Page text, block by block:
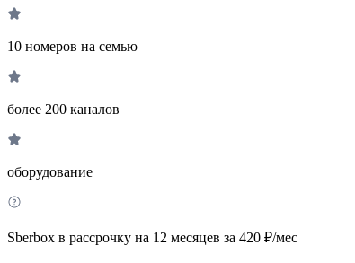
10 номеров на семью
более 200 каналов
оборудование
Sberbox в рассрочку на 12 месяцев за 420 ₽/мес